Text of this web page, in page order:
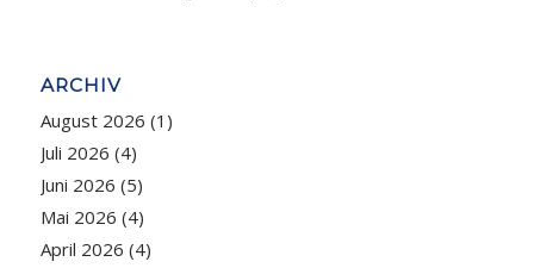
ARCHIV
August 2026 (1)
Juli 2026 (4)
Juni 2026 (5)
Mai 2026 (4)
April 2026 (4)